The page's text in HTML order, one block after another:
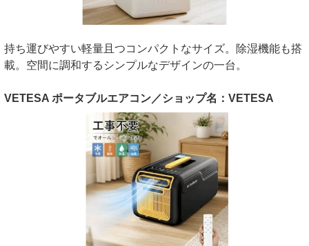
持ち運びやすい軽量且つコンパクトなサイズ。除湿機能も搭
載。空間に調和するシンプルなデザインの一台。
VETESA ポータブルエアコン／ショップ名：VETESA